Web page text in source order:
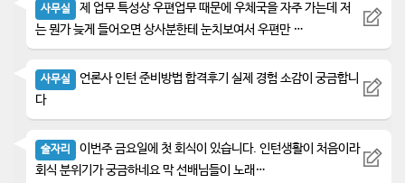
사무실
제 업무 특성상 우편업무 때문에 우체국을 자주 가는데 저
는 뭔가 늦게 들어오면 상사분한테 눈치보여서 우편만 …
사무실
언론사 인턴 준비방법 합격후기 실제 경험 소감이 궁금합니
다
술자리
이번주 금요일에 첫 회식이 있습니다. 인턴생활이 처음이라
회식 분위기가 궁금하네요 막 선배님들이 노래…